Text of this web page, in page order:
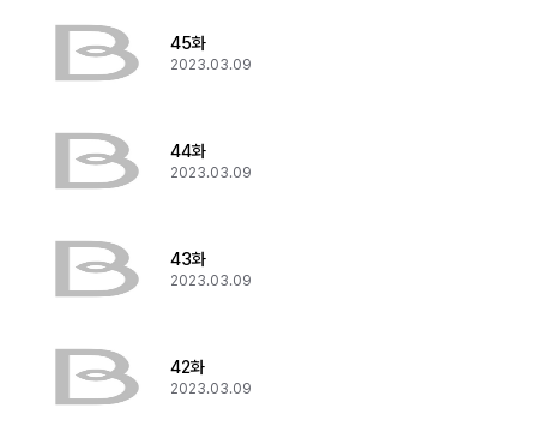
45화
2023.03.09
44화
2023.03.09
43화
2023.03.09
42화
2023.03.09